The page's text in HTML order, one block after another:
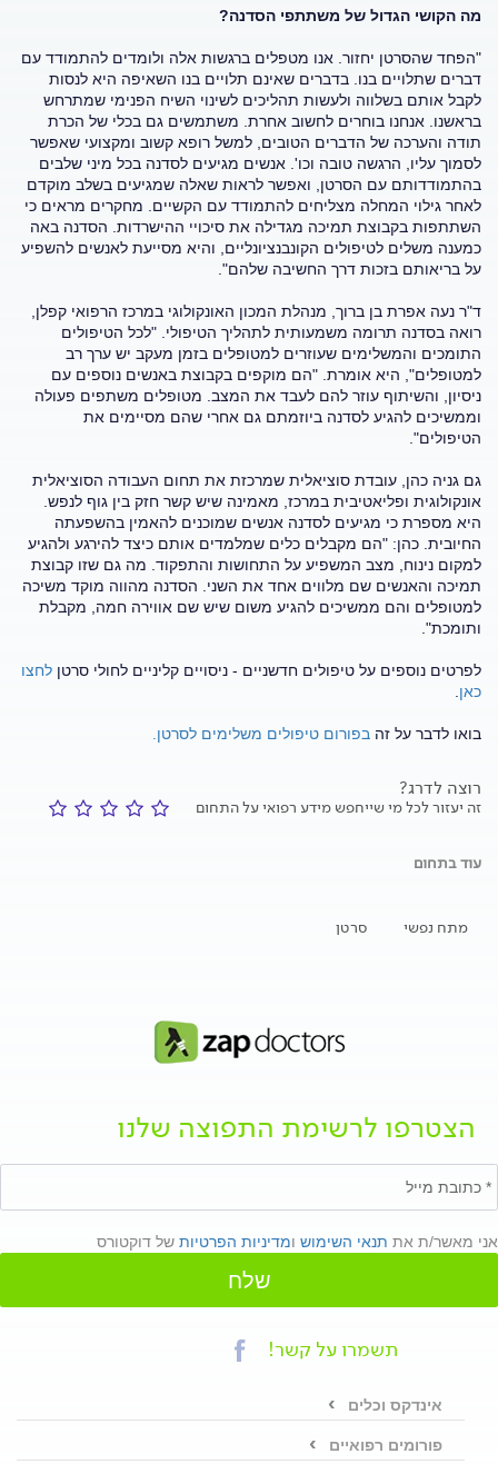
מה הקושי הגדול של משתתפי הסדנה?
"הפחד שהסרטן יחזור. אנו מטפלים ברגשות אלה ולומדים להתמודד עם
דברים שתלויים בנו. בדברים שאינם תלויים בנו השאיפה היא לנסות
לקבל אותם בשלווה ולעשות תהליכים לשינוי השיח הפנימי שמתרחש
בראשנו. אנחנו בוחרים לחשוב אחרת. משתמשים גם בכלי של הכרת
תודה והערכה של הדברים הטובים, למשל רופא קשוב ומקצועי שאפשר
לסמוך עליו, הרגשה טובה וכו'. אנשים מגיעים לסדנה בכל מיני שלבים
בהתמודדותם עם הסרטן, ואפשר לראות שאלה שמגיעים בשלב מוקדם
לאחר גילוי המחלה מצליחים להתמודד עם הקשיים. מחקרים מראים כי
השתתפות בקבוצת תמיכה מגדילה את סיכויי ההישרדות. הסדנה באה
כמענה משלים לטיפולים הקונבנציונליים, והיא מסייעת לאנשים להשפיע
על בריאותם בזכות דרך החשיבה שלהם".
ד"ר נעה אפרת בן ברוך, מנהלת המכון האונקולוגי במרכז הרפואי קפלן,
רואה בסדנה תרומה משמעותית לתהליך הטיפולי. "לכל הטיפולים
התומכים והמשלימים שעוזרים למטופלים בזמן מעקב יש ערך רב
למטופלים", היא אומרת. "הם מוקפים בקבוצת באנשים נוספים עם
ניסיון, והשיתוף עוזר להם לעבד את המצב. מטופלים משתפים פעולה
וממשיכים להגיע לסדנה ביוזמתם גם אחרי שהם מסיימים את
הטיפולים".
גם גניה כהן, עובדת סוציאלית שמרכזת את תחום העבודה הסוציאלית
אונקולוגית ופליאטיבית במרכז, מאמינה שיש קשר חזק בין גוף לנפש.
היא מספרת כי מגיעים לסדנה אנשים שמוכנים להאמין בהשפעתה
החיובית. כהן: "הם מקבלים כלים שמלמדים אותם כיצד להירגע ולהגיע
למקום נינוח, מצב המשפיע על התחושות והתפקוד. מה גם שזו קבוצת
תמיכה והאנשים שם מלווים אחד את השני. הסדנה מהווה מוקד משיכה
למטופלים והם ממשיכים להגיע משום שיש שם אווירה חמה, מקבלת
ותומכת".
לפרטים נוספים על טיפולים חדשניים - ניסויים קליניים לחולי סרטן לחצו
כאן.
בואו לדבר על זה בפורום טיפולים משלימים לסרטן.
רוצה לדרג?
זה יעזור לכל מי שייחפש מידע רפואי על התחום
עוד בתחום
מתח נפשי סרטן
הצטרפו לרשימת התפוצה שלנו
אני מאשר/ת את תנאי השימוש ומדיניות הפרטיות של דוקטורס
שלח
תשמרו על קשר!
אינדקס וכלים
פורומים רפואיים